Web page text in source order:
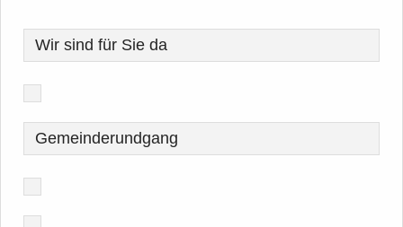
Wir sind für Sie da
Gemeinderundgang